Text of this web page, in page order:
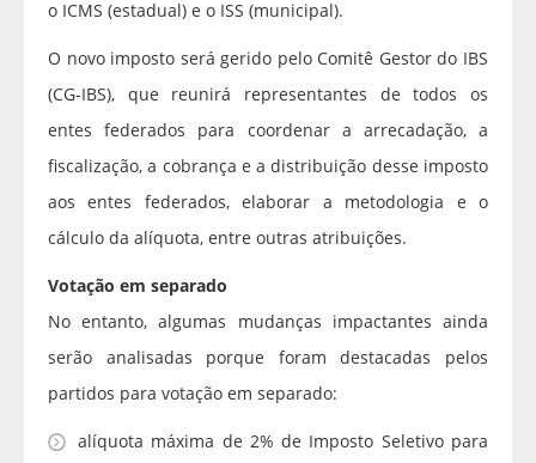
o ICMS (estadual) e o ISS (municipal).
O novo imposto será gerido pelo Comitê Gestor do IBS
(CG-IBS), que reunirá representantes de todos os
entes federados para coordenar a arrecadação, a
fiscalização, a cobrança e a distribuição desse imposto
aos entes federados, elaborar a metodologia e o
cálculo da alíquota, entre outras atribuições.
Votação em separado
No entanto, algumas mudanças impactantes ainda
serão analisadas porque foram destacadas pelos
partidos para votação em separado:
alíquota máxima de 2% de Imposto Seletivo para